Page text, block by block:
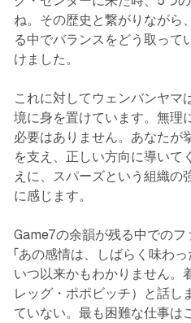
ね。その歴史と繋がりながら
る中でバランスをどう取って
けました。
これに対してウェンバンヤマ
境に身を置けています。無理
必要はありません。あなたが
を支え、正しい方向に導いて
えに、スパーズという組織の
に感じます。
Game7の余韻が残る中でのフ
「あの感情は、しばらく味わ
いつ以来かもわかりません。
レッグ・ポポビッチ）と話し
ていない。最も困難な仕事は